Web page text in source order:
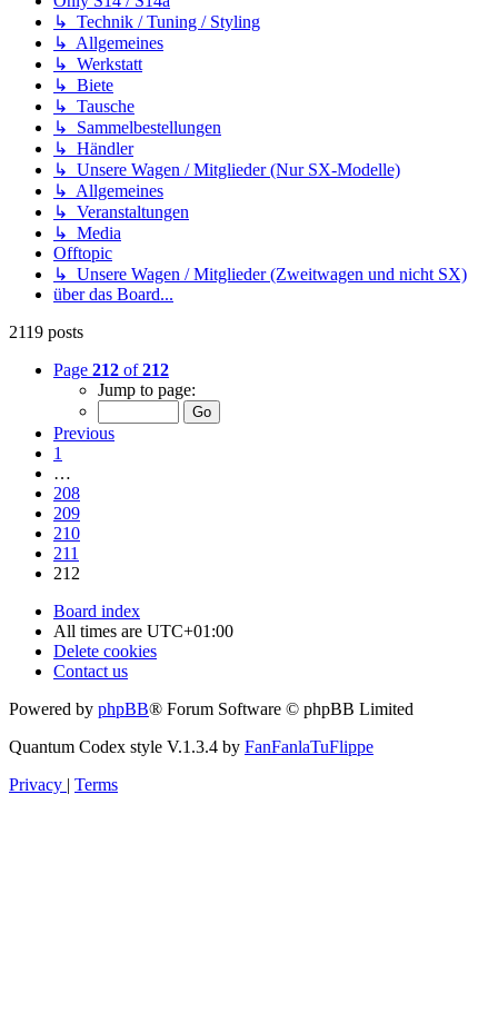
↳ Technik / Tuning / Styling
↳ Allgemeines
↳ Werkstatt
↳ Biete
↳ Tausche
↳ Sammelbestellungen
↳ Händler
↳ Unsere Wagen / Mitglieder (Nur SX-Modelle)
↳ Allgemeines
↳ Veranstaltungen
↳ Media
Offtopic
↳ Unsere Wagen / Mitglieder (Zweitwagen und nicht SX)
über das Board...
2119 posts
Page 212 of212
Jump to page:
Previous
1
…
208
209
210
211
212
Board index
All times are UTC+01:00
Delete cookies
Contact us
Powered by phpBB® Forum Software © phpBB Limited
Quantum Codex style V.1.3.4 by FanFanlaTuFlippe
Privacy | Terms